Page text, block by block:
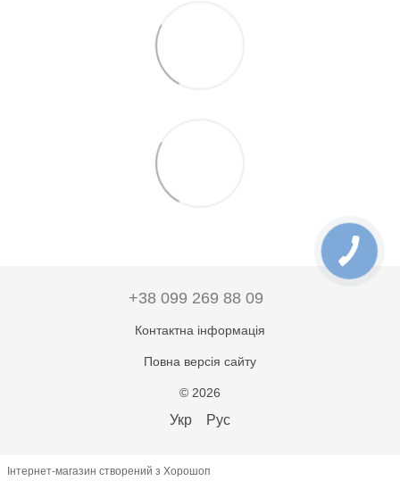
+38 099 269 88 09
Контактна інформація
Повна версія сайту
© 2026
Укр Рус
Інтернет-магазин створений з Хорошоп